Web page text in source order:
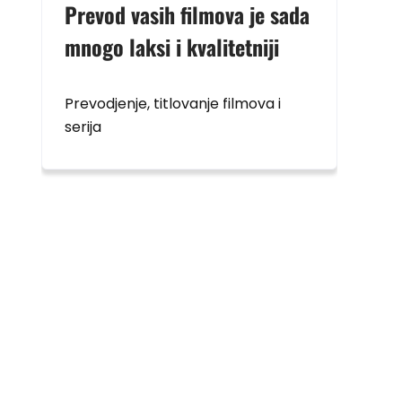
Prevod vasih filmova je sada
mnogo laksi i kvalitetniji
Prevodjenje, titlovanje filmova i
serija